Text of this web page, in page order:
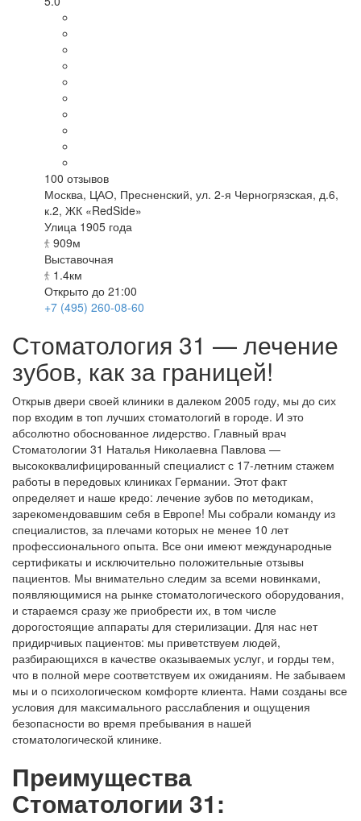
100 отзывов
Москва, ЦАО, Пресненский, ул. 2-я Черногрязская, д.6,
к.2, ЖК «RedSide»
Улица 1905 года
909м
Выставочная
1.4км
Открыто до 21:00
+7 (495) 260-08-60
Стоматология 31 — лечение
зубов, как за границей!
Открыв двери своей клиники в далеком 2005 году, мы до сих
пор входим в топ лучших стоматологий в городе. И это
абсолютно обоснованное лидерство. Главный врач
Стоматологии 31 Наталья Николаевна Павлова —
высококвалифицированный специалист с 17-летним стажем
работы в передовых клиниках Германии. Этот факт
определяет и наше кредо: лечение зубов по методикам,
зарекомендовавшим себя в Европе! Мы собрали команду из
специалистов, за плечами которых не менее 10 лет
профессионального опыта. Все они имеют международные
сертификаты и исключительно положительные отзывы
пациентов. Мы внимательно следим за всеми новинками,
появляющимися на рынке стоматологического оборудования,
и стараемся сразу же приобрести их, в том числе
дорогостоящие аппараты для стерилизации. Для нас нет
придирчивых пациентов: мы приветствуем людей,
разбирающихся в качестве оказываемых услуг, и горды тем,
что в полной мере соответствуем их ожиданиям. Не забываем
мы и о психологическом комфорте клиента. Нами созданы все
условия для максимального расслабления и ощущения
безопасности во время пребывания в нашей
стоматологической клинике.
Преимущества
Стоматологии 31: